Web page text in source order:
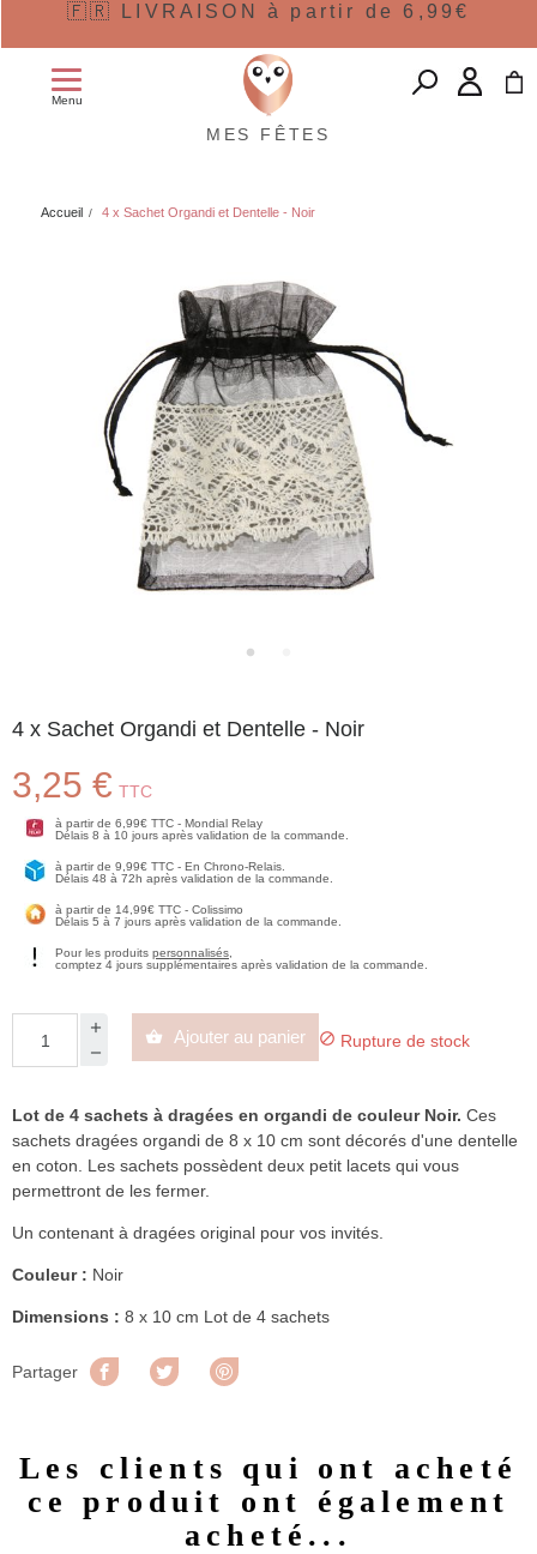
🇫🇷 LIVRAISON à partir de 6,99€
Menu
MES FÊTES
Accueil 4 x Sachet Organdi et Dentelle - Noir
4 x Sachet Organdi et Dentelle - Noir
3,25 € TTC
à partir de 6,99€ TTC - Mondial Relay
Délais 8 à 10 jours après validation de la commande.
à partir de 9,99€ TTC - En Chrono-Relais.
Délais 48 à 72h après validation de la commande.
à partir de 14,99€ TTC - Colissimo
Délais 5 à 7 jours après validation de la commande.
Pour les produits personnalisés
comptez 4 jours supplémentaires après validation de la commande.
 Ajouter au panier  Rupture de stock
Lot de 4 sachets à dragées en organdi de couleur Noir. Ces
sachets dragées organdi de 8 x 10 cm sont décorés d'une dentelle
en coton. Les sachets possèdent deux petit lacets qui vous
permettront de les fermer.
Un contenant à dragées original pour vos invités.
Couleur : Noir
Dimensions : 8 x 10 cm Lot de 4 sachets
Partager Partager Tweet
Les clients qui ont acheté
ce produit ont également
acheté...